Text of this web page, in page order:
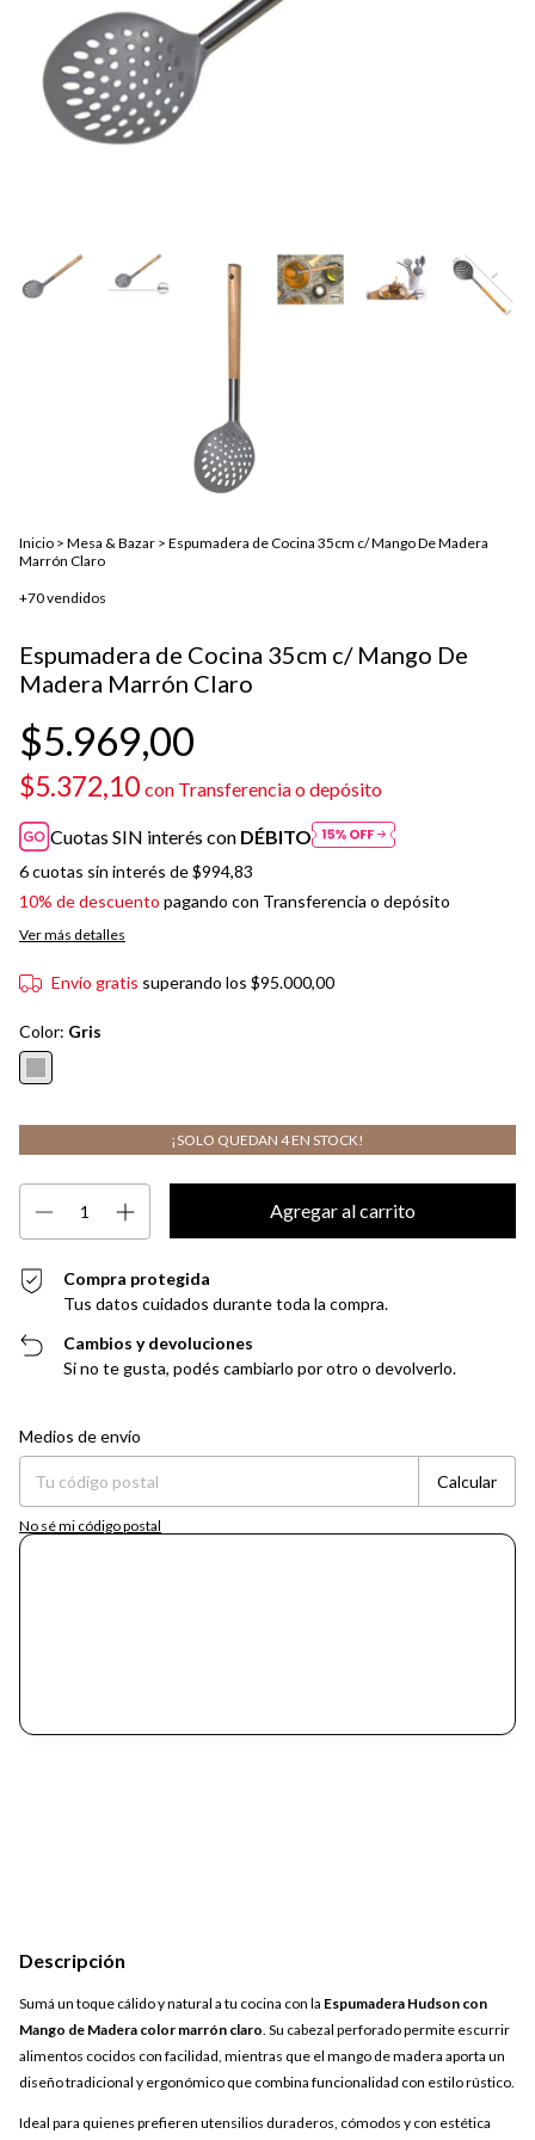
Inicio > Mesa & Bazar > Espumadera de Cocina 35cm c/ Mango De Madera
Marrón Claro
+70 vendidos
Espumadera de Cocina 35cm c/ Mango De
Madera Marrón Claro
$5.969,00
$5.372,10 con Transferencia o depósito
Cuotas SIN interés con DÉBITO
6cuotas sin interés de$994,83
10% de descuento pagando con Transferencia o depósito
Ver más detalles
Envío gratis superando los $95.000,00
Color: Gris
¡SOLO QUEDAN 4EN STOCK!
Compra protegida
Tus datos cuidados durante toda la compra.
Cambios y devoluciones
Si no te gusta, podés cambiarlo por otro o devolverlo.
Entregas para el CP:
Medios de envío
Calcular
No sé mi código postal
Descripción
Sumá un toque cálido y natural a tu cocina con la Espumadera Hudson con
Mango de Madera color marrón claro. Su cabezal perforado permite escurrir
alimentos cocidos con facilidad, mientras que el mango de madera aporta un
diseño tradicional y ergonómico que combina funcionalidad con estilo rústico.
Ideal para quienes prefieren utensilios duraderos, cómodos y con estética